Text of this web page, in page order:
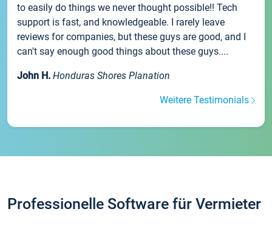
to easily do things we never thought possible!! Tech
support is fast, and knowledgeable. I rarely leave
reviews for companies, but these guys are good, and I
can't say enough good things about these guys....
John H. Honduras Shores Planation
Weitere Testimonials
Professionelle Software für Vermieter